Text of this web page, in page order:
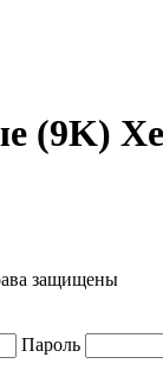
(9K)
защищены
Пароль